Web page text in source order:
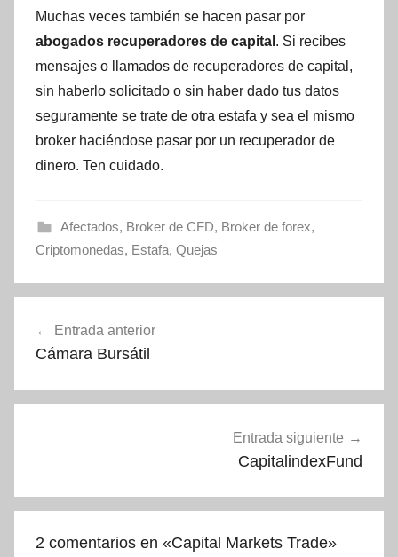
Muchas veces también se hacen pasar por
abogados recuperadores de capital . Si recibes
mensajes o llamados de recuperadores de capital,
sin haberlo solicitado o sin haber dado tus datos
seguramente se trate de otra estafa y sea el mismo
broker haciéndose pasar por un recuperador de
dinero. Ten cuidado.
Afectados, Broker de CFD, Broker de forex,
Criptomonedas, Estafa, Quejas
de
Entrada anterior
Cámara Bursátil
Entrada siguiente
CapitalindexFund
2 comentarios en «Capital Markets Trade»